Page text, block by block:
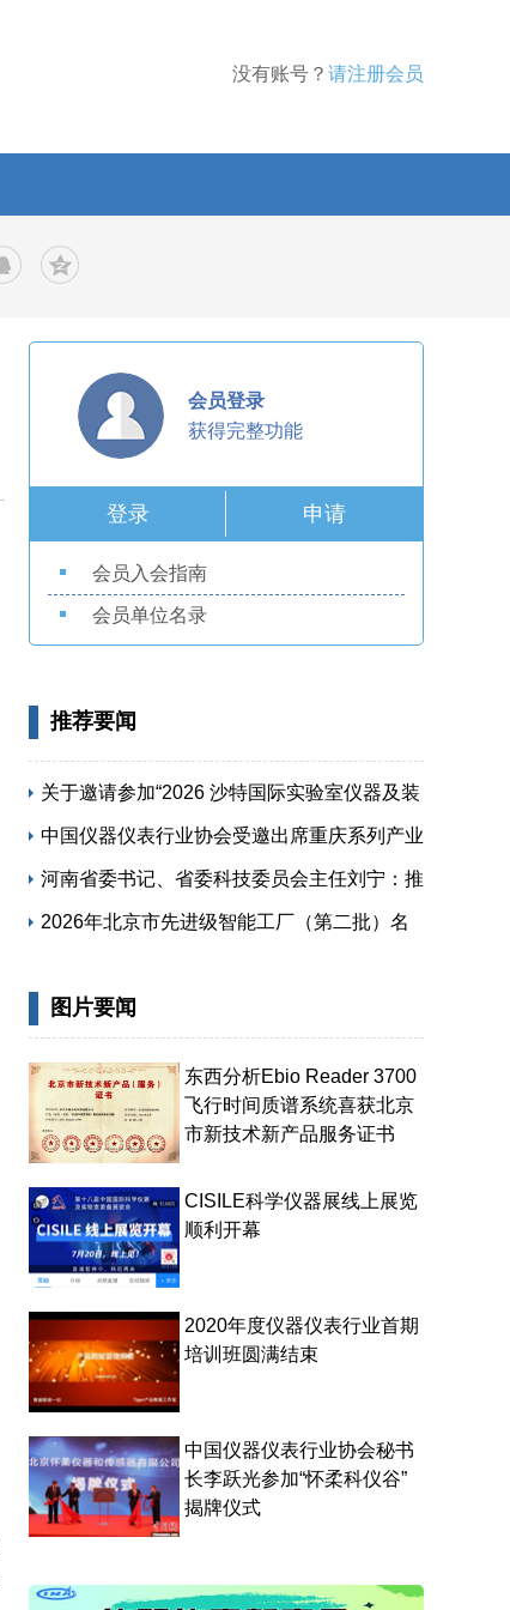
没有账号？ 请注册会员
会员登录
获得完整功能
登录 申请
会员入会指南
会员单位名录
推荐要闻
关于邀请参加“2026 沙特国际实验室仪器及装
备展览会”的函
中国仪器仪表行业协会受邀出席重庆系列产业
专题活动
河南省委书记、省委科技委员会主任刘宁：推
动科技创新和产业创新深度融合 提升现代化
2026年北京市先进级智能工厂（第二批）名
图片要闻
东西分析Ebio Reader 3700
飞行时间质谱系统喜获北京
市新技术新产品服务证书
CISILE科学仪器展线上展览
顺利开幕
2020年度仪器仪表行业首期
培训班圆满结束
中国仪器仪表行业协会秘书
长李跃光参加“怀柔科仪谷”
揭牌仪式